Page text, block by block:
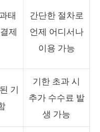
태
제
간단한 절차로
언제 어디서나
이용 가능
기
기한 초과 시
추가 수수료 발
생 가능